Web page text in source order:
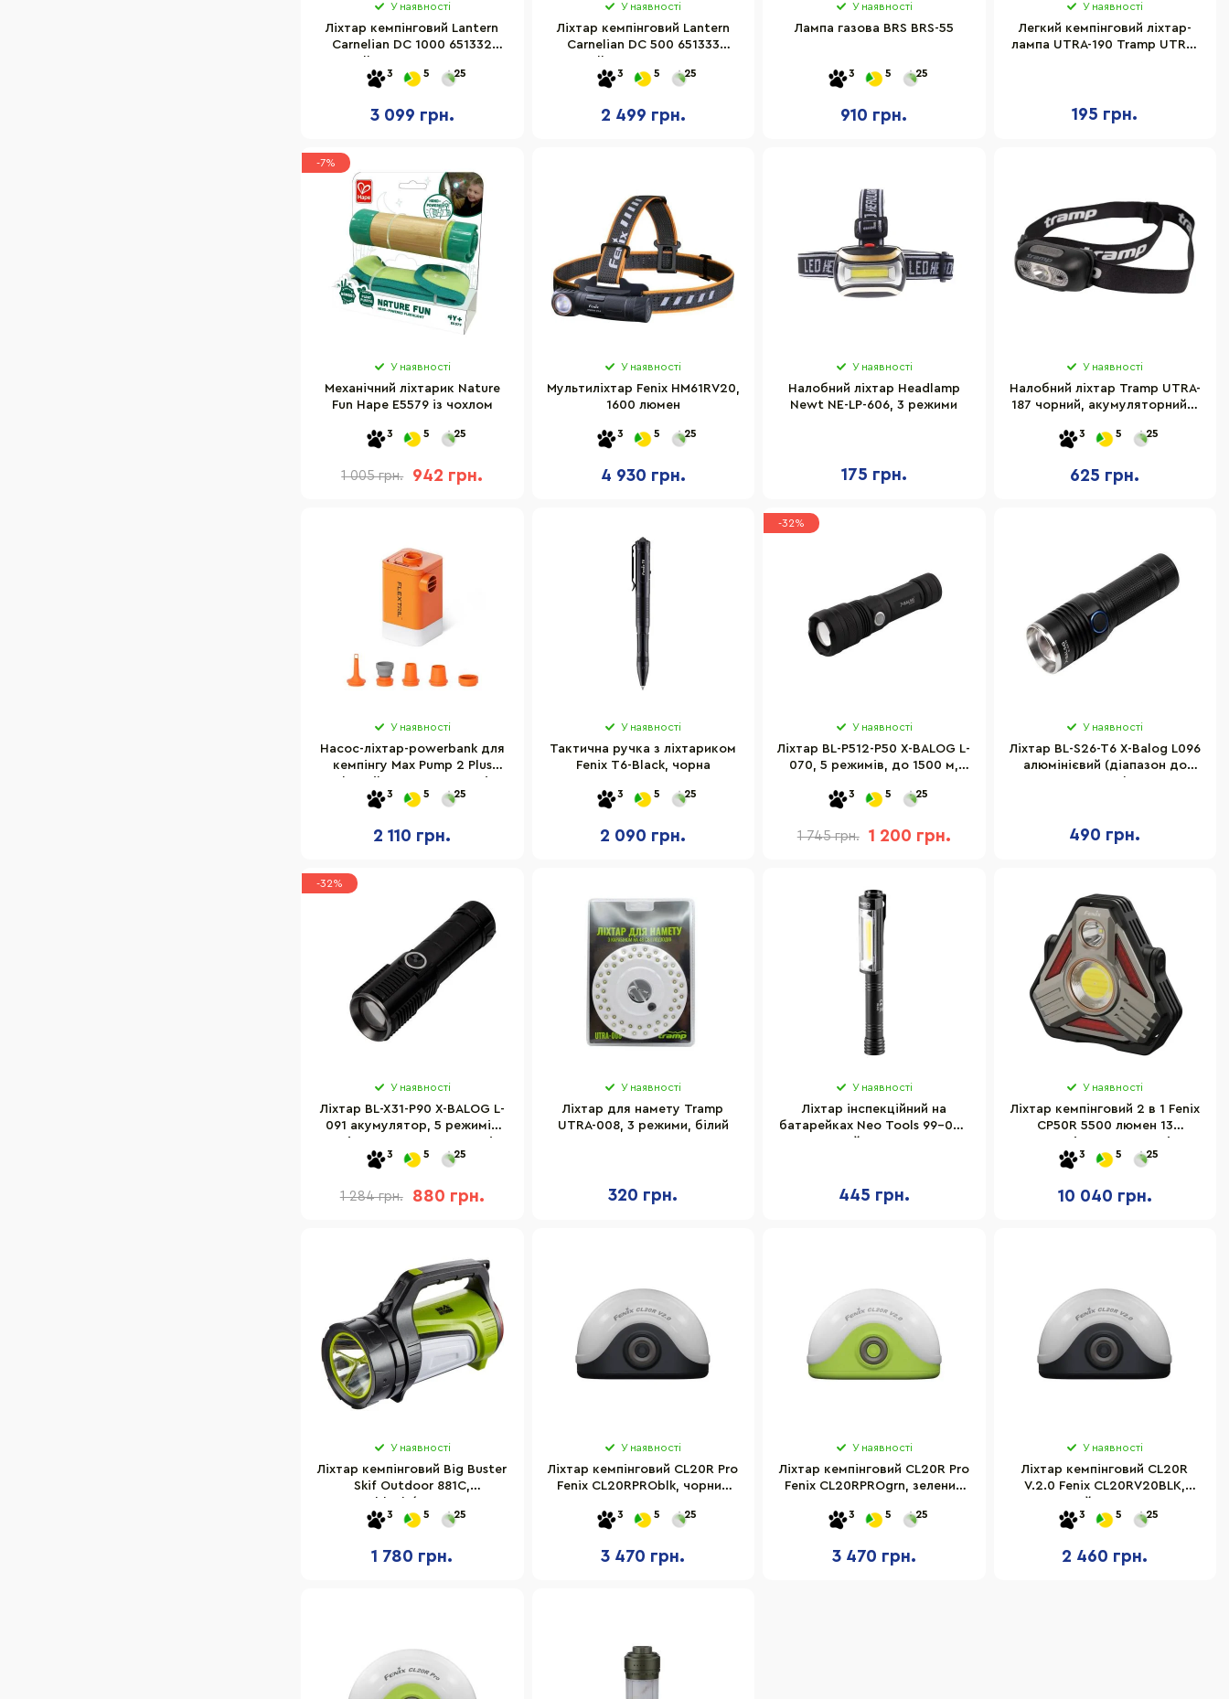
У наявності
Ліхтар кемпінговий Lantern
Carnelian DC 1000 651332
3 5 25
3 099 грн.
У наявності
Ліхтар кемпінговий Lantern
Carnelian DC 500 651333
3 5 25
2 499 грн.
У наявності
Лампа газова BRS BRS-55
3 5 25
910 грн.
У наявності
Легкий кемпінговий ліхтар-
лампа UTRA-190 Tramp UTRA-
195 грн.
-7%
У наявності
Механічний ліхтарик Nature
Fun Hape E5579 із чохлом
3 5 25
1 005 грн. 942 грн.
У наявності
Мультиліхтар Fenix HM61RV20,
1600 люмен
3 5 25
4 930 грн.
У наявності
Налобний ліхтар Headlamp
Newt NE-LP-606, 3 режими
175 грн.
У наявності
Налобний ліхтар Tramp UTRA-
187 чорний, акумуляторний 3
3 5 25
625 грн.
У наявності
Насос-ліхтар-powerbank для
кемпінгу Max Pump 2 Plus
3 5 25
2 110 грн.
У наявності
Тактична ручка з ліхтариком
Fenix T6-Black, чорна
3 5 25
2 090 грн.
-32%
У наявності
Ліхтар BL-P512-P50 X-BALOG L-
070, 5 режимів, до 1500 м,
3 5 25
1 745 грн. 1 200 грн.
У наявності
Ліхтар BL-S26-T6 X-Balog L096
алюмінієвий (діапазон до
490 грн.
-32%
У наявності
Ліхтар BL-X31-P90 X-BALOG L-
091 акумулятор, 5 режимів
3 5 25
1 284 грн. 880 грн.
У наявності
Ліхтар для намету Tramp
UTRA-008, 3 режими, білий
320 грн.
У наявності
Ліхтар інспекційний на
батарейках Neo Tools 99-045
445 грн.
У наявності
Ліхтар кемпінговий 2 в 1 Fenix
CP50R 5500 люмен 13
3 5 25
10 040 грн.
У наявності
Ліхтар кемпінговий Big Buster
Skif Outdoor 881C,
3 5 25
1 780 грн.
У наявності
Ліхтар кемпінговий CL20R Pro
Fenix CL20RPROblk, чорний
3 5 25
3 470 грн.
У наявності
Ліхтар кемпінговий CL20R Pro
Fenix CL20RPROgrn, зелений
3 5 25
3 470 грн.
У наявності
Ліхтар кемпінговий CL20R
V.2.0 Fenix CL20RV20BLK,
3 5 25
2 460 грн.